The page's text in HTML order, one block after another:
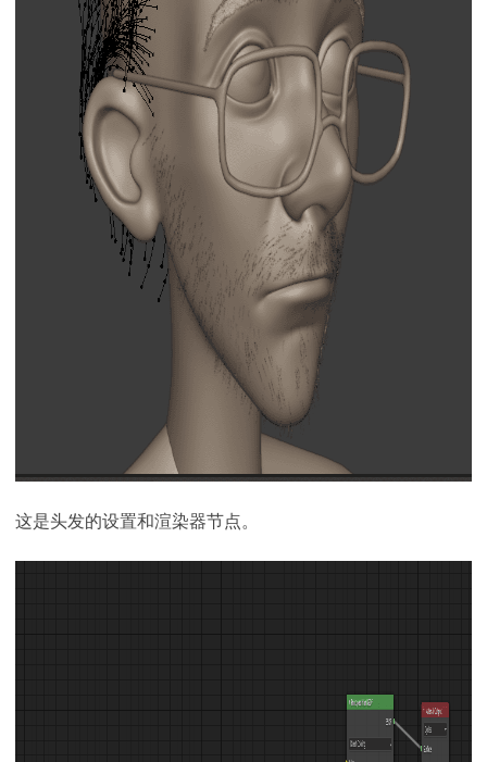
这是头发的设置和渲染器节点。